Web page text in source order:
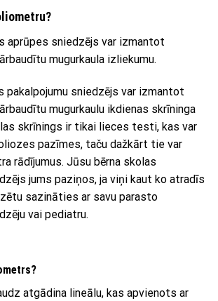
aprūpes sniedzējs var izmantot
mugurkaula izliekumu.
pakalpojumu sniedzējs var izmantot
mugurkaulu ikdienas skrīninga
skrīnings ir tikai lieces testi, kas var
pazīmes, taču dažkārt tie var
rādījumus. Jūsu bērna skolas
jums paziņos, ja viņi kaut ko atradīs
sazināties ar savu parasto
vai pediatru.
atgādina lineālu, kas apvienots ar